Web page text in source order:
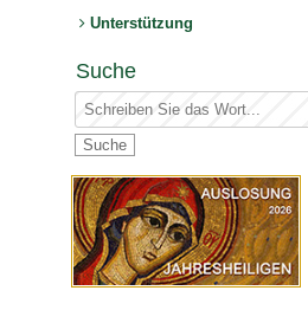
Unterstützung
Suche